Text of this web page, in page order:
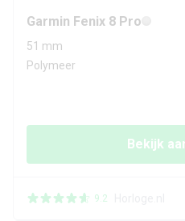
Garmin Fenix 8 Pro
51 mm
Polymeer
Bekijk
9.2